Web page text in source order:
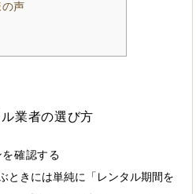
声
業者の選び方
確認する
ときには単純に「レンタル期間を